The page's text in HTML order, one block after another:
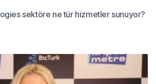
sektöre ne tür hizmetler sunuyor?